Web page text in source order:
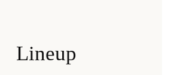
Lineup